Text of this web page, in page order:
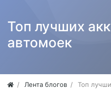
Топ лучших
автомоек
Лента блогов Топ